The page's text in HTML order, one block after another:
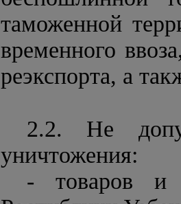
таможенной
временного
реэкспорта, а
2.2. Не
уничтожения:
- товаров и